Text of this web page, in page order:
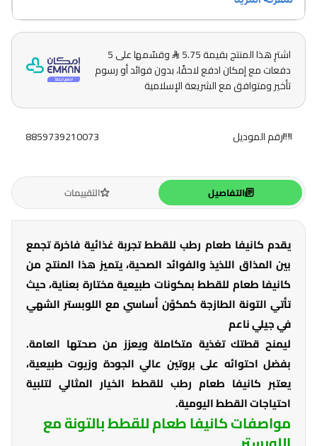
اشترِ هذا المنتج بقيمة 5.75
وقسّمها على 5
دفعات مع إمكان ادفع لاحقًا، بدون فوائد أو رسوم
تأخير ومتوافق مع الشريعة الإسلامية
رقم الموديل 8859739210073
التفاصيل التقييمات
يقدم كانيفا طعام رطب للقطط تجربة غذائية فاخرة تجمع
بين المذاق اللذيذ والفوائد الصحية، يتميز هذا المنتج من
كانيفا طعام للقطط بمكونات طبيعية مختارة بعناية، حيث
تأتي التونة الطازجة كمكوّن أساسي مع اللوبستر الشهي
في جيلي ناعم
ليمنح قطتك تغذية متكاملة ويعزز من صحتها العامة.
بفضل احتوائه على بروتين عالي الجودة وزيوت طبيعية،
يعتبر كانيفا طعام رطب للقطط الخيار المثالي لتلبية
احتياجات القطط اليومية.
مواصفات كانيفا طعام للقطط بالتونة مع